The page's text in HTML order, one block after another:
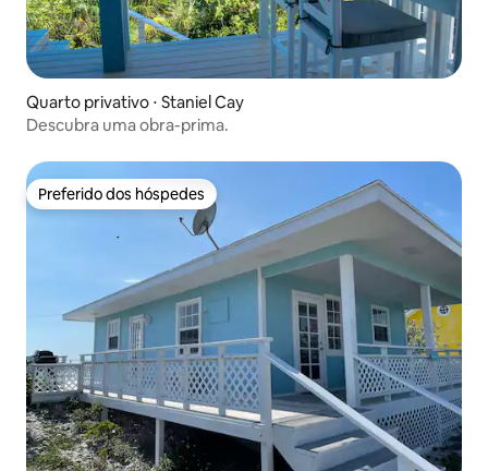
Quarto privativo ⋅ Staniel Cay
Descubra uma obra-prima.
Preferido dos hóspedes
Preferido dos hóspedes